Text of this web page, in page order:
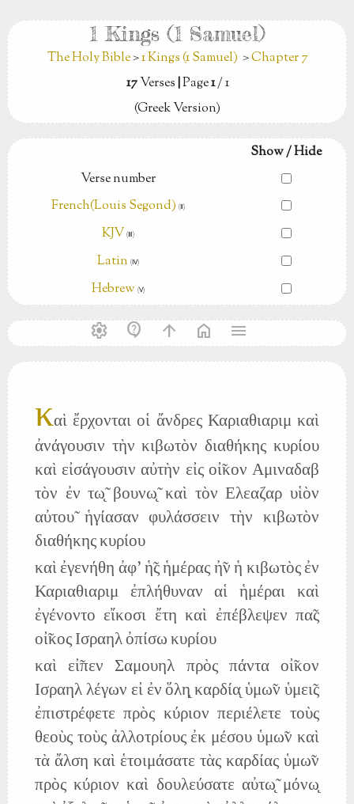
1 Kings (1 Samuel)
The Holy Bible>1 Kings (1 Samuel) >Chapter 7
17Verses|Page1/ 1
(Greek Version)
Show / Hide
Verse number
French(Louis Segond) (Ⅱ)
KJV (Ⅲ)
Latin (Ⅳ)
Hebrew (Ⅴ)
settings contact_support arrow_upward home menu
καὶ ἔρχονται οἱ ἄνδρες Καριαθιαριμ καὶ
ἀνάγουσιν τὴν κιβωτὸν διαθήκης κυρίου
καὶ εἰσάγουσιν αὐτὴν εἰς οἰ̃κον Αμιναδαβ
τὸν ἐν τω̨̃ βουνω̨̃ καὶ τὸν Ελεαζαρ υἱὸν
αὐτου̃ ἡγίασαν φυλάσσειν τὴν κιβωτὸν
διαθήκης κυρίου
καὶ ἐγενήθη ἀφ' ἡ̃ς ἡμέρας ἠ̃ν ἡ κιβωτὸς ἐν
Καριαθιαριμ ἐπλήθυναν αἱ ἡμέραι καὶ
ἐγένοντο εἴκοσι ἔτη καὶ ἐπέβλεψεν πα̃ς
οἰ̃κος Ισραηλ ὀπίσω κυρίου
καὶ εἰ̃πεν Σαμουηλ πρὸς πάντα οἰ̃κον
Ισραηλ λέγων εἰ ἐν ὅλη̨ καρδία̨ ὑμω̃ν ὑμει̃ς
ἐπιστρέφετε πρὸς κύριον περιέλετε τοὺς
θεοὺς τοὺς ἀλλοτρίους ἐκ μέσου ὑμω̃ν καὶ
τὰ ἄλση καὶ ἑτοιμάσατε τὰς καρδίας ὑμω̃ν
πρὸς κύριον καὶ δουλεύσατε αὐτω̨̃ μόνω̨